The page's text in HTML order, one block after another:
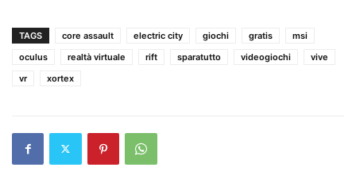
TAGS core assault electric city giochi gratis
msi
oculus
realtà virtuale rift sparatutto videogiochi
vive
vr
xortex